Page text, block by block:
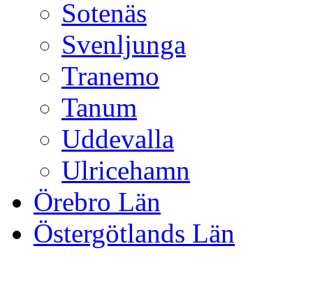
Sotenäs
Svenljunga
Tranemo
Tanum
Uddevalla
Ulricehamn
Örebro Län
Östergötlands Län